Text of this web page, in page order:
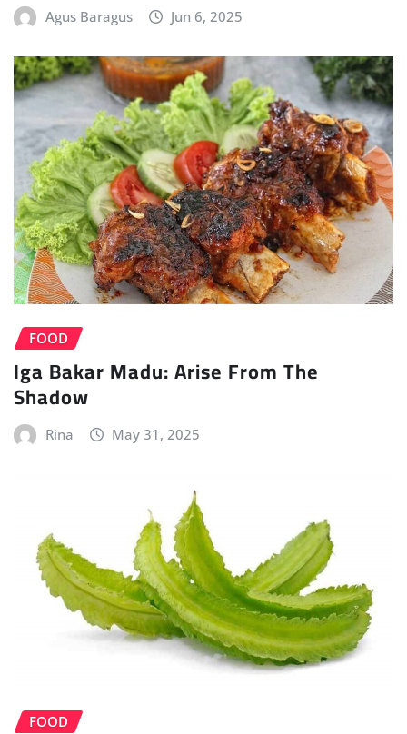
Agus Baragus Jun 6, 2025
FOOD
Iga Bakar Madu: Arise From The
Shadow
Rina May 31, 2025
FOOD